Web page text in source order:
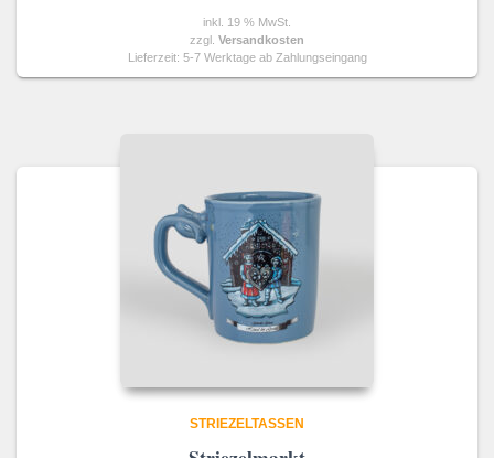
inkl. 19 % MwSt.
zzgl. Versandkosten
Lieferzeit: 5-7 Werktage ab Zahlungseingang
STRIEZELTASSEN